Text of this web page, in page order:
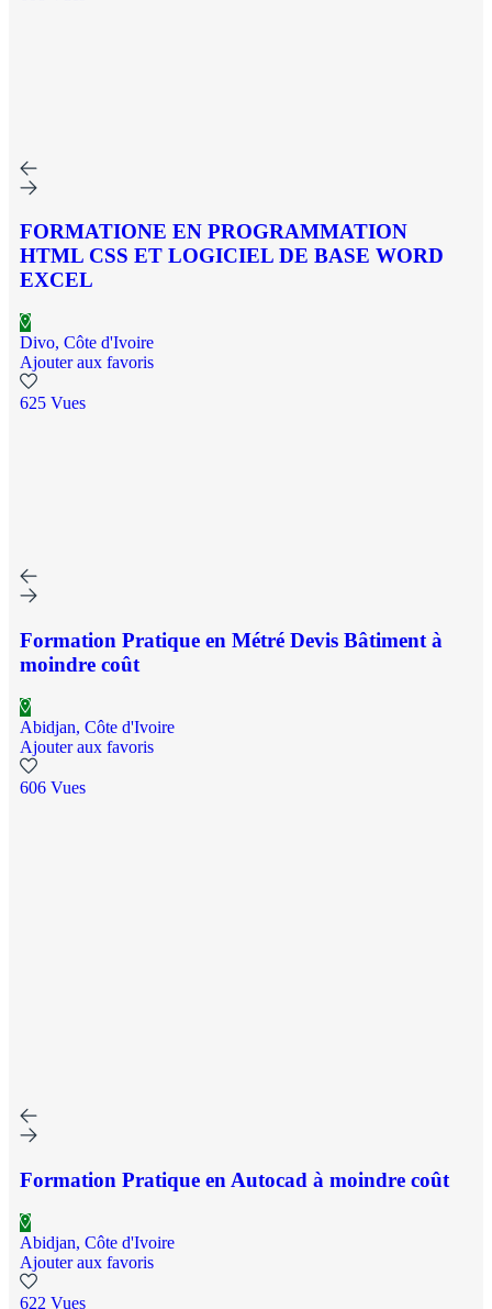
FORMATIONE EN PROGRAMMATION
HTML CSS ET LOGICIEL DE BASE WORD
EXCEL
Divo, Côte d'Ivoire
Ajouter aux favoris
625 Vues
Formation Pratique en Métré Devis Bâtiment à
moindre coût
Abidjan, Côte d'Ivoire
Ajouter aux favoris
606 Vues
Formation Pratique en Autocad à moindre coût
Abidjan, Côte d'Ivoire
Ajouter aux favoris
622 Vues